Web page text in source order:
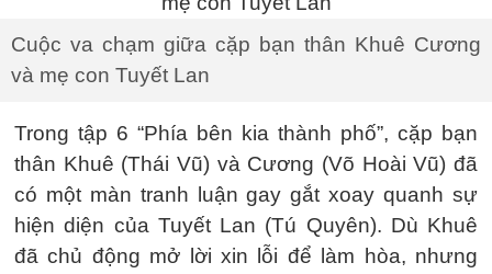
Cuộc va chạm giữa cặp bạn thân Khuê Cương
và mẹ con Tuyết Lan
Trong tập 6 “Phía bên kia thành phố”, cặp bạn
thân Khuê (Thái Vũ) và Cương (Võ Hoài Vũ) đã
có một màn tranh luận gay gắt xoay quanh sự
hiện diện của Tuyết Lan (Tú Quyên). Dù Khuê
đã chủ động mở lời xin lỗi để làm hòa, nhưng